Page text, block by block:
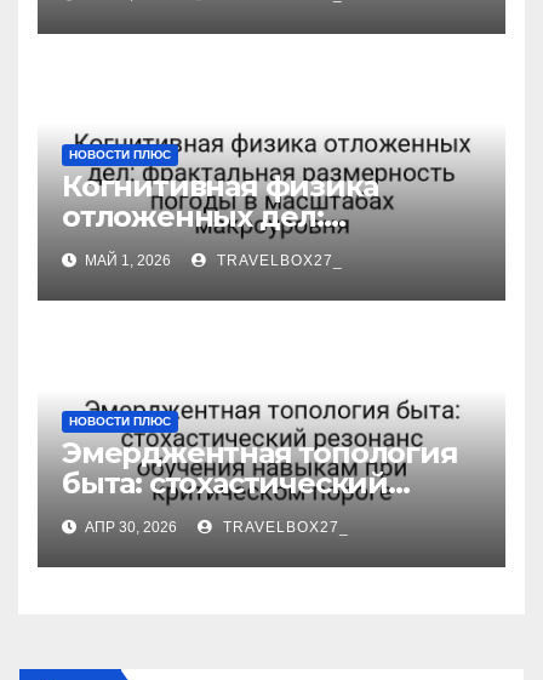
Архитектуры дизайна и
MASE масштабированный
НОВОСТИ ПЛЮС
Когнитивная физика
отложенных дел:
фрактальная размерность
погоды в масштабах
макроуровня
МАЙ 1, 2026 TRAVELBOX27_
НОВОСТИ ПЛЮС
Эмерджентная топология
быта: стохастический
резонанс обучения
навыкам при критическом
пороге
АПР 30, 2026 TRAVELBOX27_